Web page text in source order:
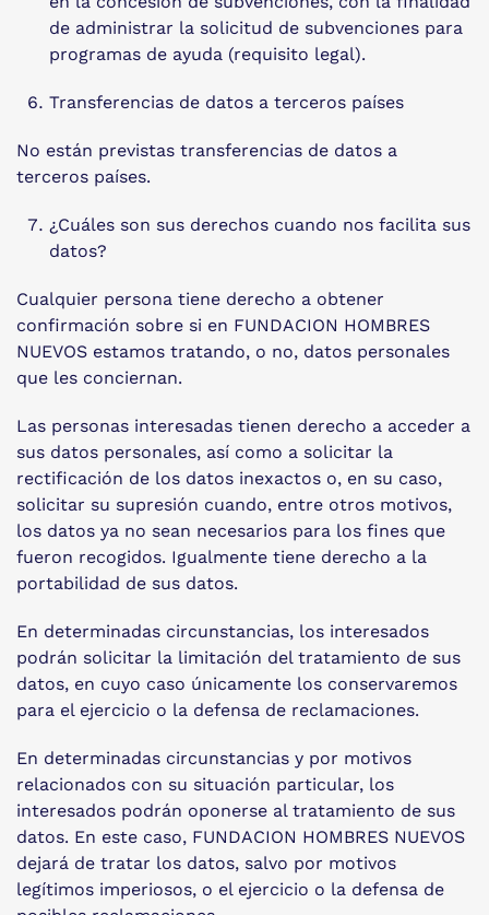
de administrar la solicitud de subvenciones para
programas de ayuda (requisito legal).
Transferencias de datos a terceros países
No están previstas transferencias de datos a
terceros países.
¿Cuáles son sus derechos cuando nos facilita sus
datos?
Cualquier persona tiene derecho a obtener
confirmación sobre si en FUNDACION HOMBRES
NUEVOS estamos tratando, o no, datos personales
que les conciernan.
Las personas interesadas tienen derecho a acceder a
sus datos personales, así como a solicitar la
rectificación de los datos inexactos o, en su caso,
solicitar su supresión cuando, entre otros motivos,
los datos ya no sean necesarios para los fines que
fueron recogidos. Igualmente tiene derecho a la
portabilidad de sus datos.
En determinadas circunstancias, los interesados
podrán solicitar la limitación del tratamiento de sus
datos, en cuyo caso únicamente los conservaremos
para el ejercicio o la defensa de reclamaciones.
En determinadas circunstancias y por motivos
relacionados con su situación particular, los
interesados podrán oponerse al tratamiento de sus
datos. En este caso, FUNDACION HOMBRES NUEVOS
dejará de tratar los datos, salvo por motivos
legítimos imperiosos, o el ejercicio o la defensa de